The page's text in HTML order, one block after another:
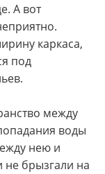
А вот
каркаса,
под
между
воды
нею и
брызгали на